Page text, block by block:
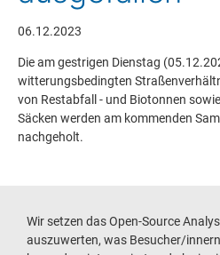
Wir setzen das Open-Source
auszuwerten, was Besucher/
06.12.2023
Die am gestrigen Dienstag
witterungsbedingten
von Restabfall - und Biotonnen
Säcken werden am kommenden
nachgeholt.
Zurück zur Übersicht